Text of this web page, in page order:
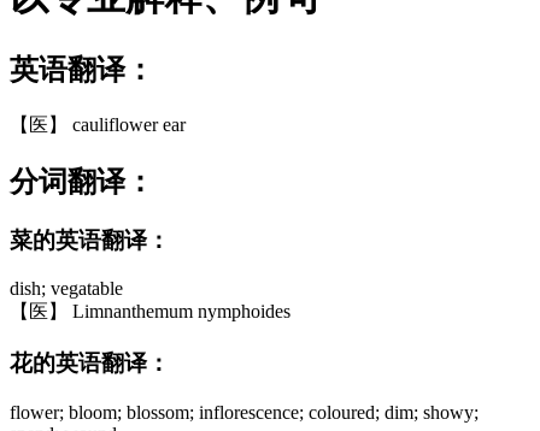
英语翻译：
【医】 cauliflower ear
分词翻译：
菜的英语翻译：
dish; vegatable
【医】 Limnanthemum nymphoides
花的英语翻译：
flower; bloom; blossom; inflorescence; coloured; dim; showy;